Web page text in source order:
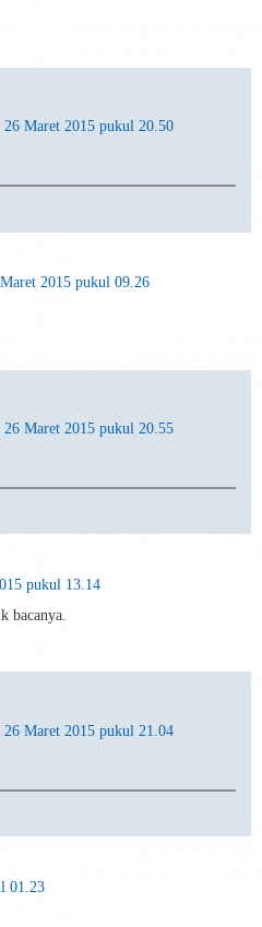
26 Maret 2015 pukul 20.50
2015 pukul 09.26
26 Maret 2015 pukul 20.55
pukul 13.14
bacanya.
26 Maret 2015 pukul 21.04
01.23